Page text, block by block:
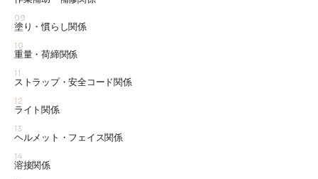
09
塗り・慣らし関係
10
重量・荷締関係
11
ストラップ・安全コード関係
12
ライト関係
13
ヘルメット・フェイス関係
14
溶接関係